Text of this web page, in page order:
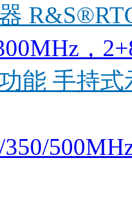
，
能 手持
350/